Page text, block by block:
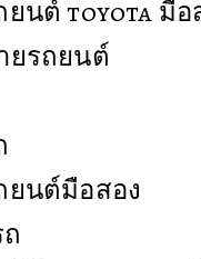
ยนต์ toyota มือ
ยรถยนต์
ยนต์มือสอง